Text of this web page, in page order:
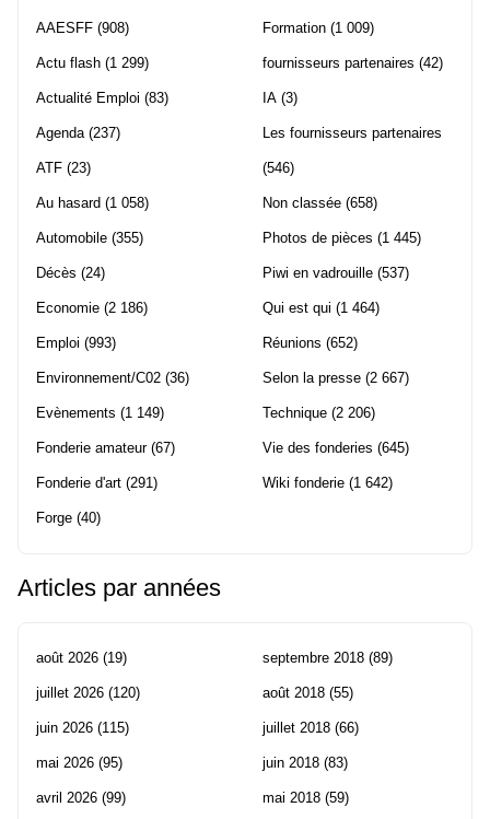
AAESFF (908)
Actu flash (1 299)
Actualité Emploi (83)
Agenda(237)
ATF (23)
Au hasard (1 058)
Automobile (355)
Décès (24)
Economie (2 186)
Emploi (993)
Environnement/C02 (36)
Evènements (1 149)
Fonderie amateur(67)
Fonderie d'art (291)
Forge (40)
Formation (1 009)
fournisseurs partenaires (42)
IA (3)
Les fournisseurs partenaires
(546)
Non classée (658)
Photos de pièces (1 445)
Piwi en vadrouille (537)
Qui est qui (1 464)
Réunions (652)
Selon la presse (2 667)
Technique (2 206)
Vie des fonderies (645)
Wiki fonderie (1 642)
Articles par années
août 2026 (19)
juillet 2026 (120)
juin 2026 (115)
mai 2026 (95)
avril 2026 (99)
septembre 2018 (89)
août 2018 (55)
juillet 2018 (66)
juin 2018 (83)
mai 2018 (59)